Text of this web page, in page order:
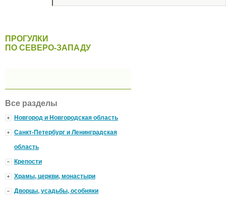
ПРОГУЛКИ
ПО СЕВЕРО-ЗАПАДУ
Все разделы
Новгород и Новгородская область
Санкт-Петербург и Ленинградская
область
Крепости
Храмы, церкви, монастыри
Дворцы, усадьбы, особняки